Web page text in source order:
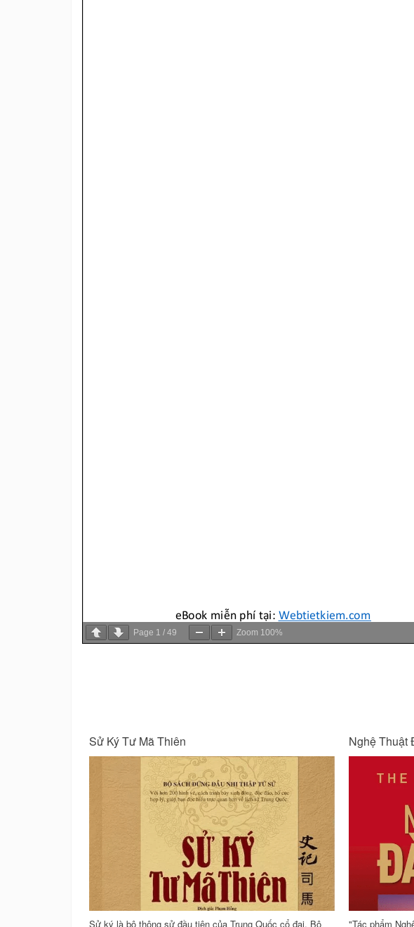
Page 1 / 49 Zoom 100%
Sử Ký Tư Mã Thiên
Sử ký là bộ thông sử đầu tiên của Trung Quốc cổ đại. Bộ
Nghệ Thuật
"Tác phẩm